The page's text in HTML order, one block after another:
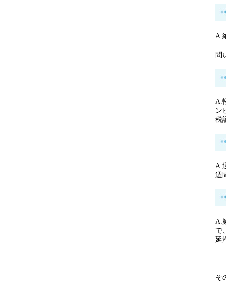
A.
問
A.
ン
税
A.
週
A.
で
延
そ